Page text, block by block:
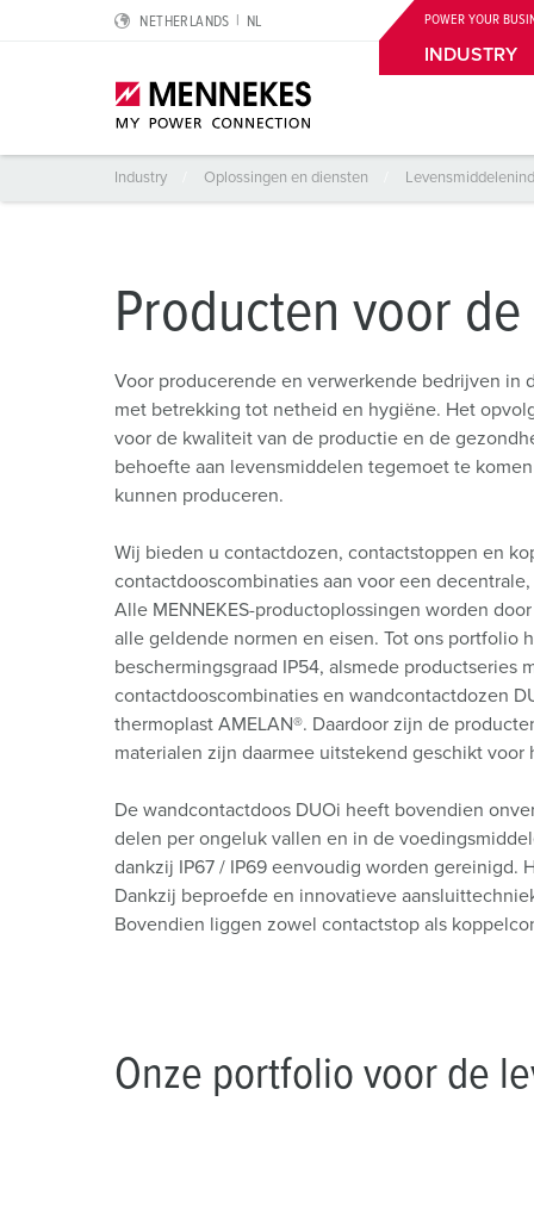
NETHERLANDS NL POWER YOUR
INDUSTRY
SCHUKO®
Wandcontactdoos DUOi
PowerTOP® Xtra
Contactmateriaal met beschermende tule
Contactdooscombinaties
Levensmiddelenindustrie
Autoindustrie
Windturbines
Datacenters
Tunnels en stations
Beurzen en evenementen
Werven en havens
Mijnbouw
Price list
CMRT & EMRT
REACh
RoHS
Aardleidingcontact, uurinstelling en
IP-beschermingsgraden en beschermingsklassen
Normen voor contactmateriaal
Internationale standaarden
SCHUKO®
MENNEKES Automotive
Duurzaamheid
Maatschappelijk Verantwoord Ondernemen
Kwaliteit en MVO
Locaties
Industry Oplossingen en diensten
Producten voor de zoetwarenproductie Portfolio
Producten voor
Voor producerende en verwerkende bedrijven in
met betrekking tot netheid en hygiëne. Het
voor de kwaliteit van de productie en de
behoefte aan levensmiddelen tegemoet te
kunnen produceren.
Wij bieden u contactdozen, contactstoppen en
contactdooscombinaties aan voor een
Alle MENNEKES-productoplossingen worden
alle geldende normen en eisen. Tot ons portfolio
beschermingsgraad IP54, alsmede productseries
contactdooscombinaties en wandcontactdozen
thermoplast AMELAN®. Daardoor zijn de
materialen zijn daarmee uitstekend geschikt
De wandcontactdoos DUOi heeft bovendien
delen per ongeluk vallen en in de
dankzij IP67 / IP69 eenvoudig worden gereinigd.
Dankzij beproefde en innovatieve
Bovendien liggen zowel contactstop als
Onze portfolio voor de